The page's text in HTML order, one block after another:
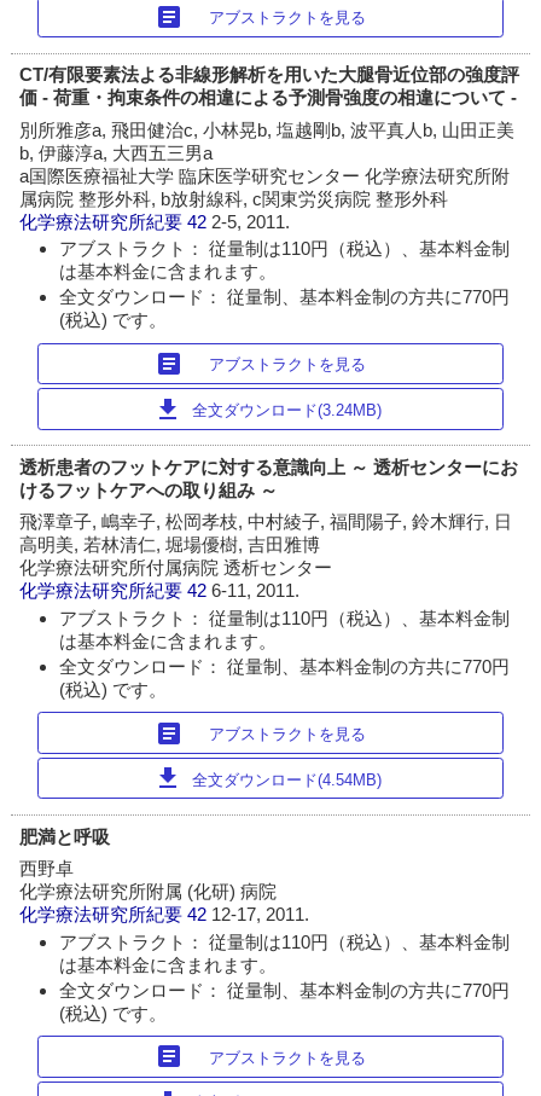
article アブストラクトを見る
CT/有限要素法よる非線形解析を用いた大腿骨近位部の強度評
価 - 荷重・拘束条件の相違による予測骨強度の相違について -
別所雅彦a, 飛田健治c, 小林晃b, 塩越剛b, 波平真人b, 山田正美
b, 伊藤淳a, 大西五三男a
a国際医療福祉大学 臨床医学研究センター 化学療法研究所附
属病院 整形外科, b放射線科, c関東労災病院 整形外科
化学療法研究所紀要 42 2-5, 2011.
アブストラクト： 従量制は110円（税込）、基本料金制
は基本料金に含まれます。
全文ダウンロード： 従量制、基本料金制の方共に770円
(税込) です。
article アブストラクトを見る
download 全文ダウンロード(3.24MB)
透析患者のフットケアに対する意識向上 ～ 透析センターにお
けるフットケアへの取り組み ～
飛澤章子, 嶋幸子, 松岡孝枝, 中村綾子, 福間陽子, 鈴木輝行, 日
高明美, 若林清仁, 堀場優樹, 吉田雅博
化学療法研究所付属病院 透析センター
化学療法研究所紀要 426-11, 2011.
アブストラクト： 従量制は110円（税込）、基本料金制
は基本料金に含まれます。
全文ダウンロード： 従量制、基本料金制の方共に770円
(税込) です。
article アブストラクトを見る
download 全文ダウンロード(4.54MB)
肥満と呼吸
西野卓
化学療法研究所附属 (化研) 病院
化学療法研究所紀要 42 12-17, 2011.
アブストラクト： 従量制は110円（税込）、基本料金制
は基本料金に含まれます。
全文ダウンロード： 従量制、基本料金制の方共に770円
(税込) です。
article アブストラクトを見る